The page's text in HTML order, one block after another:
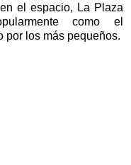
el espacio, La Plaza
como el
por los más pequeños.